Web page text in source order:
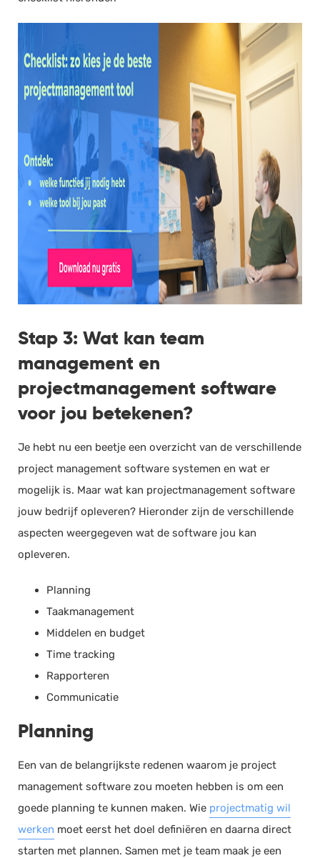
Stap 3: Wat kan team
management en
projectmanagement software
voor jou betekenen?
Je hebt nu een beetje een overzicht van de verschillende
project management software systemen en wat er
mogelijk is. Maar wat kan projectmanagement software
jouw bedrijf opleveren? Hieronder zijn de verschillende
aspecten weergegeven wat de software jou kan
opleveren.
Planning
Taakmanagement
Middelen en budget
Time tracking
Rapporteren
Communicatie
Planning
Een van de belangrijkste redenen waarom je project
management software zou moeten hebben is om een
goede planning te kunnen maken. Wie projectmatig wil
werken moet eerst het doel definiëren en daarna direct
starten met plannen. Samen met je team maak je een